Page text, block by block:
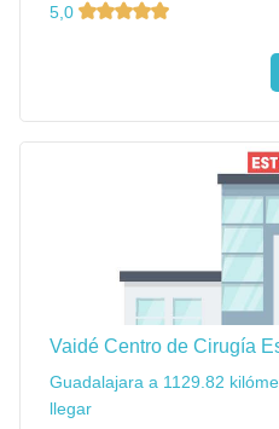
5,0
Vaidé Centro de Cirugía
Guadalajara a 1129.82
llegar